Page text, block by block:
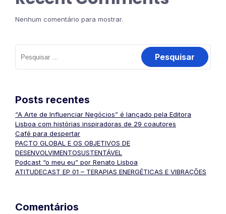
Nenhum comentário para mostrar.
Pesquisar
por:
Posts recentes
“A Arte de Influenciar Negócios” é lançado pela Editora
Lisboa com histórias inspiradoras de 29 coautores
Café para despertar
PACTO GLOBAL E OS OBJETIVOS DE
DESENVOLVIMENTOSUSTENTÁVEL
Podcast “o meu eu” por Renato Lisboa
ATITUDECAST EP 01 – TERAPIAS ENERGÉTICAS E VIBRAÇÕES
Comentários